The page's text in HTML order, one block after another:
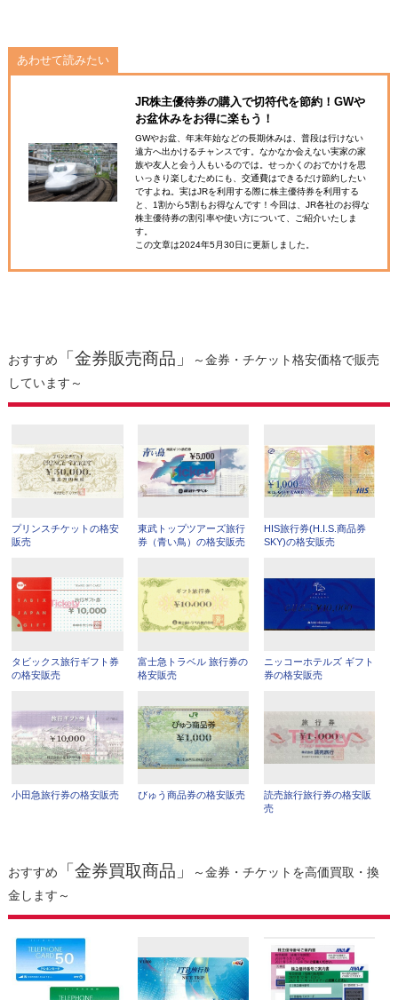
あわせて読みたい
JR株主優待券の購入で切符代を節約！GWや
お盆休みをお得に楽もう！
GWやお盆、年末年始などの長期休みは、普段は行けない
遠方へ出かけるチャンスです。なかなか会えない実家の家
族や友人と会う人もいるのでは。せっかくのおでかけを思
いっきり楽しむためにも、交通費はできるだけ節約したい
ですよね。実はJRを利用する際に株主優待券を利用する
と、1割から5割もお得なんです！今回は、JR各社のお得な
株主優待券の割引率や使い方について、ご紹介いたしま
す。
この文章は2024年5月30日に更新しました。
おすすめ 「金券販売商品」
～金券・チケット格安価格で販売
しています～
プリンスチケットの格安
販売
東武トップツアーズ旅行
券（青い鳥）の格安販売
HIS旅行券(H.I.S.商品券
SKY)の格安販売
タビックス旅行ギフト券
の格安販売
富士急トラベル 旅行券の
格安販売
ニッコーホテルズ ギフト
券の格安販売
小田急旅行券の格安販売 びゅう商品券の格安販売
読売旅行旅行券の格安販
売
おすすめ 「金券買取商品」
～金券・チケットを高価買取・換
金します～